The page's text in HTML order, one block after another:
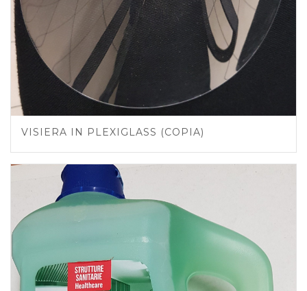
VISIERA IN PLEXIGLASS (COPIA)